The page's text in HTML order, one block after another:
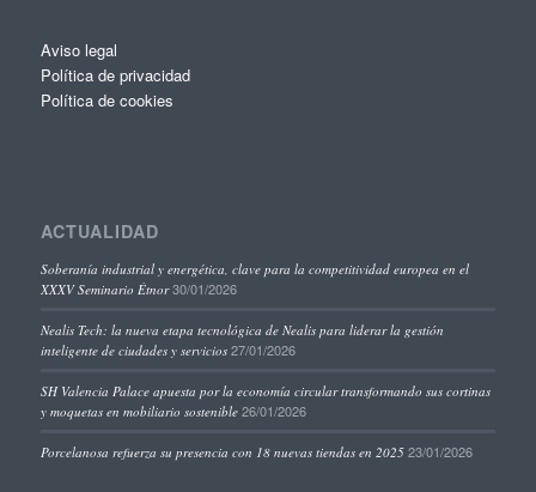
Aviso legal
Política de privacidad
Política de cookies
ACTUALIDAD
Soberanía industrial y energética, clave para la competitividad europea en el
XXXV Seminario Étnor 30/01/2026
Nealis Tech: la nueva etapa tecnológica de Nealis para liderar la gestión
inteligente de ciudades y servicios 27/01/2026
SH Valencia Palace apuesta por la economía circular transformando sus cortinas
y moquetas en mobiliario sostenible 26/01/2026
Porcelanosa refuerza su presencia con 18 nuevas tiendas en 2025 23/01/2026